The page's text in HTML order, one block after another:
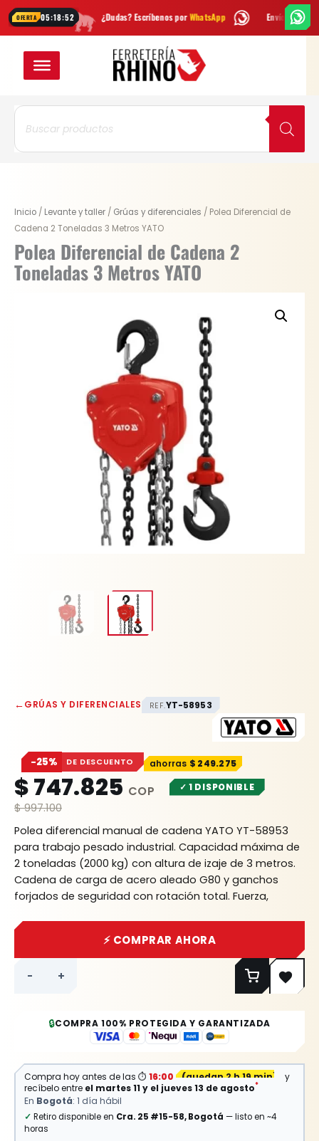
OFERTA 05:18:51
¿Dudas? Escríbenos porWhatsApp EnvíoGRATIS en Bogotá
contenido
Búsqueda
productos
Inicio / Levante y taller / Grúas y diferenciales / Polea Diferencial de
Cadena 2 Toneladas 3 Metros YATO
Polea Diferencial de Cadena 2
Toneladas 3 Metros YATO
←GRÚAS Y DIFERENCIALES REF.YT-58953
−25% DE DESCUENTO $ 249.275
$997.100
Original
price
was:
$ 997.100.
$747.825
Current
price
is:
$ 747.825.
✓ 1 DISPONIBLE
Polea diferencial manual de cadena YATO YT-58953
para trabajo pesado industrial. Capacidad máxima de
2 toneladas (2000 kg) con altura de izaje de 3 metros.
Cadena de carga de acero aleado G80 y ganchos
forjados de seguridad con rotación total. Fuerza,
Polea
Diferencial
de
Cadena
2
- +
⚡ COMPRAR AHORA
🔒COMPRA 100% PROTEGIDA Y GARANTIZADA
Compra hoy antes de las ⏱ 16:00 (quedan 2 h 19 min)
y
recíbelo entre el martes 11 y el jueves 13 de agosto*
En Bogotá: 1 día hábil
✓ Retiro disponible en Cra. 25 #15-58, Bogotá — listo en ~4
horas